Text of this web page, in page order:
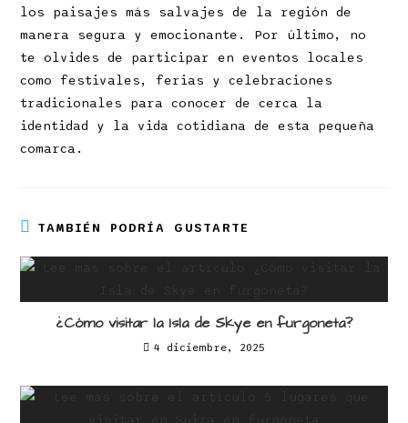
los paisajes más salvajes de la región de
manera segura y emocionante. Por último, no
te olvides de participar en eventos locales
como festivales, ferias y celebraciones
tradicionales para conocer de cerca la
identidad y la vida cotidiana de esta pequeña
comarca.
TAMBIÉN PODRÍA GUSTARTE
¿Cómo visitar la Isla de Skye en furgoneta?
4 diciembre, 2025